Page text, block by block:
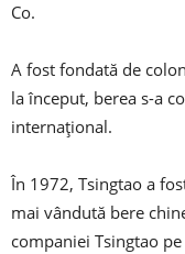
Co.
A fost fondată de
la început, berea s-a
internațional.
În 1972, Tsingtao a
mai vândută bere
companiei Tsingtao